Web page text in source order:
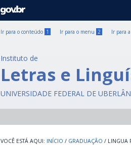
GOVBR
Ir para o conteúdo 1 Ir para o menu 2 Ir para
Instituto de
Letras e
UNIVERSIDADE FEDERAL DE
INÍCIO / GRADUAÇÃO / LINGUA